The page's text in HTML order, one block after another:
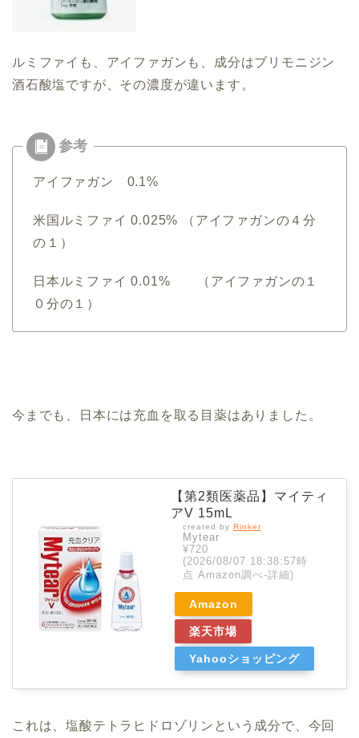
ルミファイも、アイファガンも、成分はブリモニジン
酒石酸塩ですが、その濃度が違います。
アイファガン 0.1%
米国ルミファイ 0.025% （アイファガンの４分
の１）
日本ルミファイ 0.01% （アイファガンの１
０分の１）
今までも、日本には充血を取る目薬はありました。
【第2類医薬品】マイティ
アV 15mL
created by Rinker
Mytear
¥720
(2026/08/07 18:38:57時
点 Amazon調べ-詳細)
Amazon
楽天市場
Yahooショッピング
これは、塩酸テトラヒドロゾリンという成分で、今回